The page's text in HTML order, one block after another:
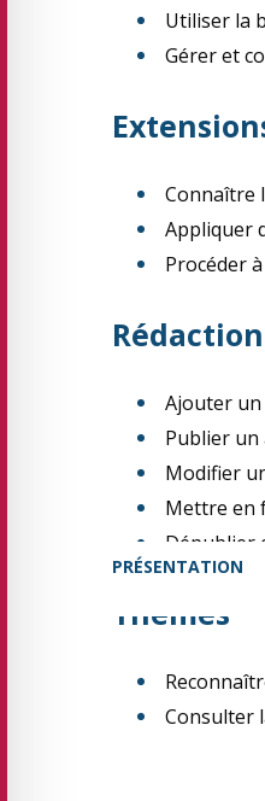
PRÉSENTATION
Utiliser la
Gérer et
Connaître
Appliquer
Procéder
Ajouter
Publier un
Modifier
Mettre en
Dépublier
Thèmes
Consulter